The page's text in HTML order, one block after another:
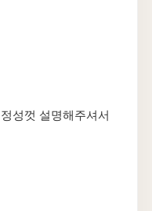
성껏 설명해주셔서